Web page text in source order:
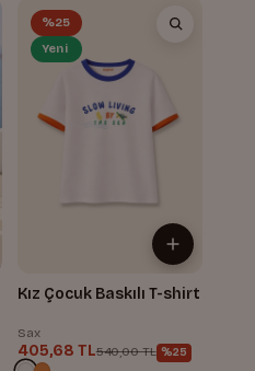
%25
Yeni
Kız Çocuk Baskılı T-shirt
Sax
405,68 TL540,00 TL %25